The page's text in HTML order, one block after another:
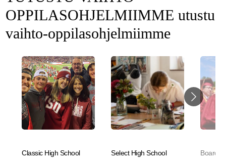
OPPILASOHJELMIIMME utustu
vaihto-oppilasohjelmiimme
Classic High School Select High School